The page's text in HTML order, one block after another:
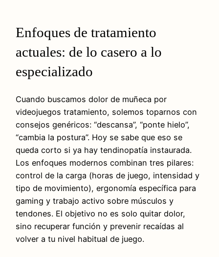
Enfoques de tratamiento
actuales: de lo casero a lo
especializado
Cuando buscamos dolor de muñeca por
videojuegos tratamiento, solemos toparnos con
consejos genéricos: “descansa”, “ponte hielo”,
“cambia la postura”. Hoy se sabe que eso se
queda corto si ya hay tendinopatía instaurada.
Los enfoques modernos combinan tres pilares:
control de la carga (horas de juego, intensidad y
tipo de movimiento), ergonomía específica para
gaming y trabajo activo sobre músculos y
tendones. El objetivo no es solo quitar dolor,
sino recuperar función y prevenir recaídas al
volver a tu nivel habitual de juego.